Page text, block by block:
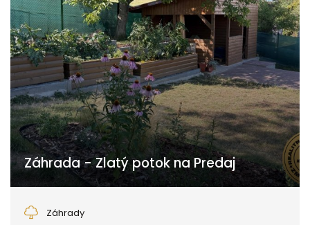
Záhrada - Zlatý potok na Predaj
Záhrady